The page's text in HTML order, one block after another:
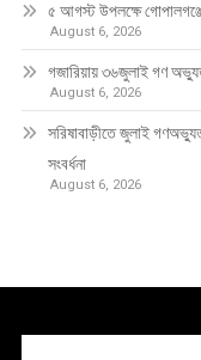
৫ আগস্ট উপলক্ষে গোপালগঞ্জে
August 6, 2026
গজারিয়ায় ৩৬জুলাই গণ
August 6, 2026
সরিষাবাড়ীতে জুলাই
সংবর্ধনা
August 6, 2026